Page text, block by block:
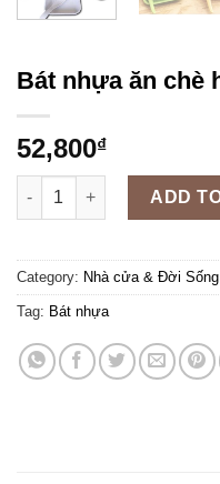
Bát nhựa ăn chè
52,800₫
Bát nhựa ăn chè hình
ADD
Category: Nhà cửa & Đời Sống
Tag: Bát nhựa